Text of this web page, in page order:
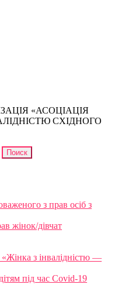
«АСОЦІАЦІЯ
СХІДНОГО
з прав осіб з
жінок/дівчат
з інвалідністю —
під час Covid-19